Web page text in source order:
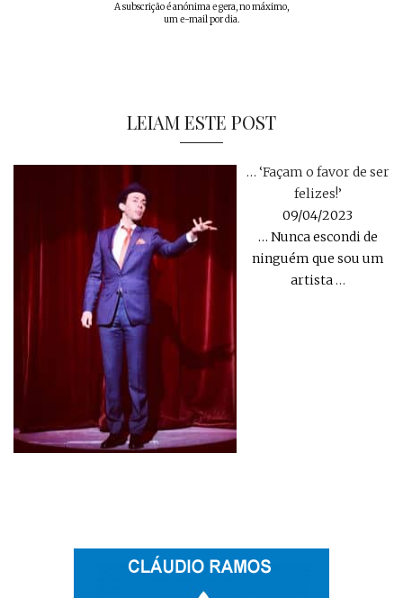
A subscrição é anónima e gera, no máximo,
um e-mail por dia.
LEIAM ESTE POST
… ‘Façam o favor de ser
felizes!’
09/04/2023
… Nunca escondi de
ninguém que sou um
artista…